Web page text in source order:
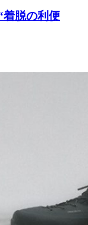
着脱の利便